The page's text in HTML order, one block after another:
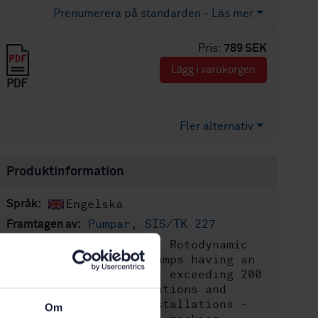
Om
Prenumerera på standarden - Läs mer
Pris: 789 SEK
PDF
Lägg i varukorgen
Fler alternativ
Produktinformation
Språk: Engelska
Framtagen av: Pumpar, SIS/TK 227
Pumps - Rotodynamic
pumps - Circulation pumps having an
electrical efffect not exceeding 200
W for heating installations and
domestic hot water installations -